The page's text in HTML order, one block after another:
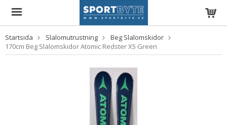
Startsida Slalomutrustning
Beg Slalomskidor
170cm Beg Slalomskidor Atomic Redster X5 Green